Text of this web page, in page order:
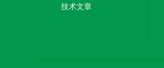
技术文章